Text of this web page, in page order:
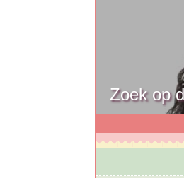
Zoek op